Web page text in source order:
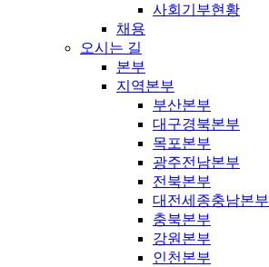
사회기부현황
채용
오시는 길
본부
지역본부
부산본부
대구경북본부
목포본부
광주전남본부
전북본부
대전세종충남본부
충북본부
강원본부
인천본부